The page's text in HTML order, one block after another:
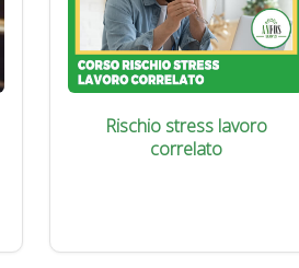
Rischio stress lavoro
correlato